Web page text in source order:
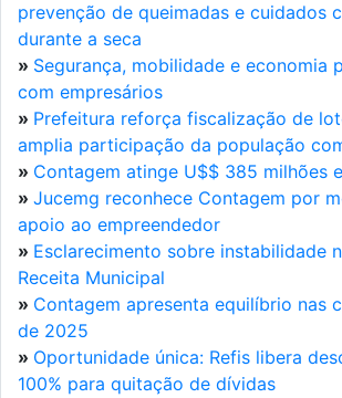
prevenção de queimadas e cuidados
durante a seca
» Segurança, mobilidade e economia
com empresários
» Prefeitura reforça fiscalização de
amplia participação da população
» Contagem atinge U$$ 385 milhões
» Jucemg reconhece Contagem por
apoio ao empreendedor
» Esclarecimento sobre instabilidade
Receita Municipal
» Contagem apresenta equilíbrio nas
de 2025
» Oportunidade única: Refis libera
100% para quitação de dívidas